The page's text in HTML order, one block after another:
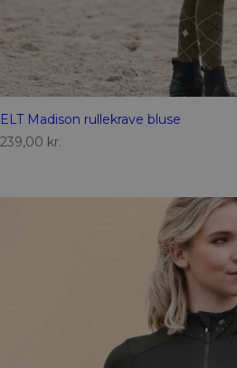
ELT Madison rullekrave bluse
239,00 kr.